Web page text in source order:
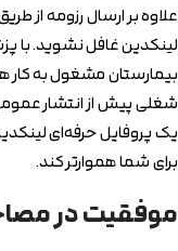
علاوه بر ارسال رزومه از
لینکدین غافل نشوید. با
بیمارستان مشغول به کار
شغلی پیش از انتشار
یک پروفایل حرفه‌ای
برای شما هموارتر کند.
موفقیت در